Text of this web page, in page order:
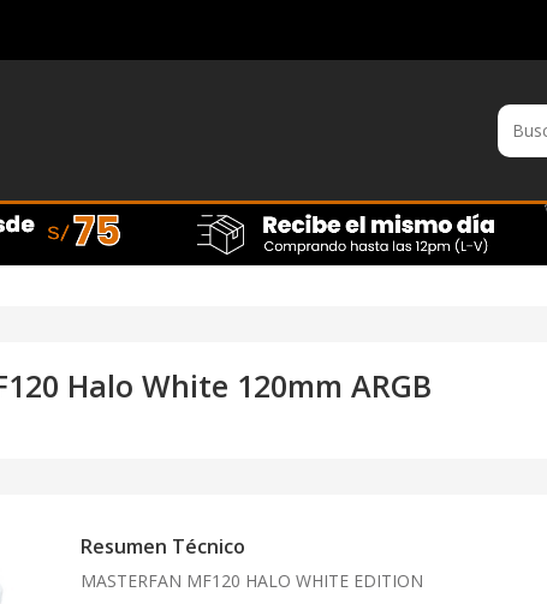
Halo White 120mm ARGB
Resumen Técnico
MASTERFAN MF120 HALO WHITE EDITION